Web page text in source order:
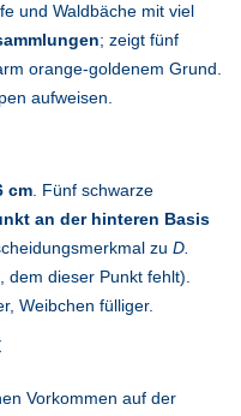
und Waldbäche mit viel
; zeigt fünf
orange-goldenem Grund.
aufweisen.
cm. Fünf schwarze
an der hinteren Basis
zu D.
dem dieser Punkt fehlt).
Weibchen fülliger.
Vorkommen auf der